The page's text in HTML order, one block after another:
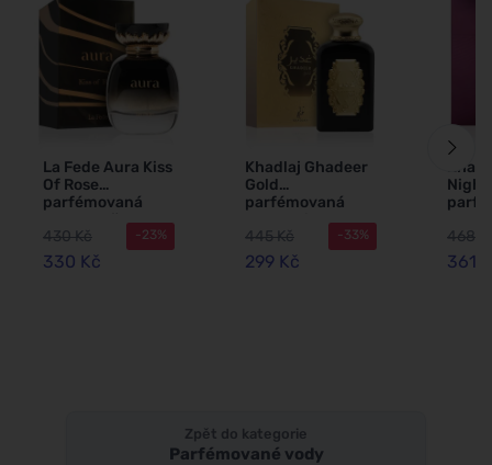
La Fede Aura Kiss
Of Rose
parfémovaná
voda pro ženy
100 ml
430 Kč
330 Kč
-23%
Khadlaj Ghadeer
Gold
parfémovaná
voda unisex 100
ml
445 Kč
299 Kč
-33%
Night
100
468
361
Zpět do kategorie
Parfémované vody